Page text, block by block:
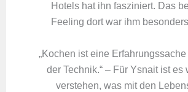
Hotels hat ihn fasziniert. Das
Feeling dort war ihm
„Kochen ist eine
der Technik.“ – Für Ysnait ist es
verstehen, was mit den